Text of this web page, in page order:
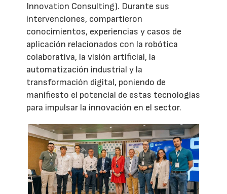
Innovation Consulting). Durante sus
intervenciones, compartieron
conocimientos, experiencias y casos de
aplicación relacionados con la robótica
colaborativa, la visión artificial, la
automatización industrial y la
transformación digital, poniendo de
manifiesto el potencial de estas tecnologías
para impulsar la innovación en el sector.